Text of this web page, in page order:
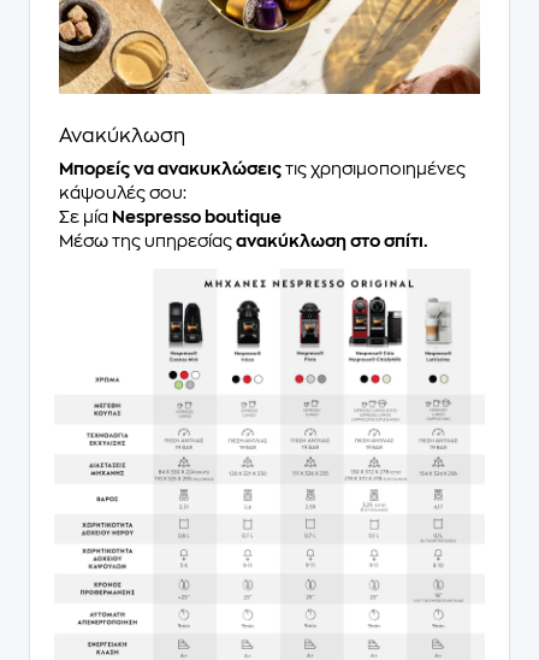
Ανακύκλωση
Μπορείς να ανακυκλώσεις τις χρησιμοποιημένες
κάψουλές σου:
Σε μία Nespresso boutique
Μέσω της υπηρεσίας ανακύκλωση στο σπίτι.